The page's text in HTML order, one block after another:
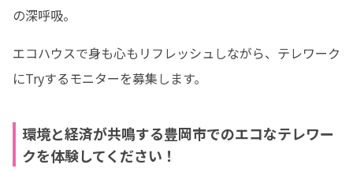
の深呼吸。
エコハウスで身も心もリフレッシュしながら、テレワーク
にTryするモニターを募集します。
環境と経済が共鳴する豊岡市でのエコなテレワー
クを体験してください！